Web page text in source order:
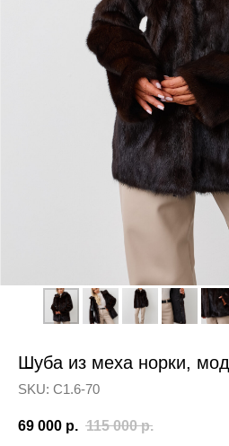
Шуба из меха норки,
SKU: С1.6-70
69 000 р. 115 000 р.